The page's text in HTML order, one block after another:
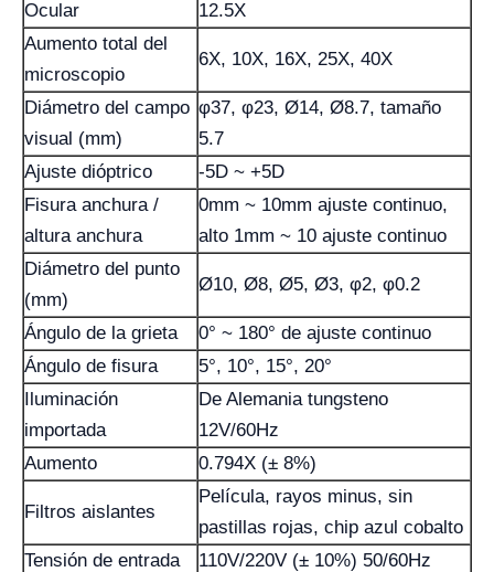
Ocular
12.5X
Aumento total del
microscopio
6X, 10X, 16X, 25X, 40X
Diámetro del campo
visual (mm)
φ37, φ23, Ø14, Ø8.7, tamaño
5.7
Ajuste dióptrico
-5D ~ +5D
Fisura anchura /
altura anchura
0mm ~ 10mm ajuste continuo,
alto 1mm ~ 10 ajuste continuo
Diámetro del punto
(mm)
Ø10, Ø8, Ø5, Ø3, φ2, φ0.2
Ángulo de la grieta
0° ~ 180° de ajuste continuo
Ángulo de fisura
5°, 10°, 15°, 20°
Iluminación
importada
De Alemania tungsteno
12V/60Hz
Aumento
0.794X (± 8%)
Filtros aislantes
Película, rayos minus, sin
pastillas rojas, chip azul cobalto
Tensión de entrada
110V/220V (± 10%) 50/60Hz